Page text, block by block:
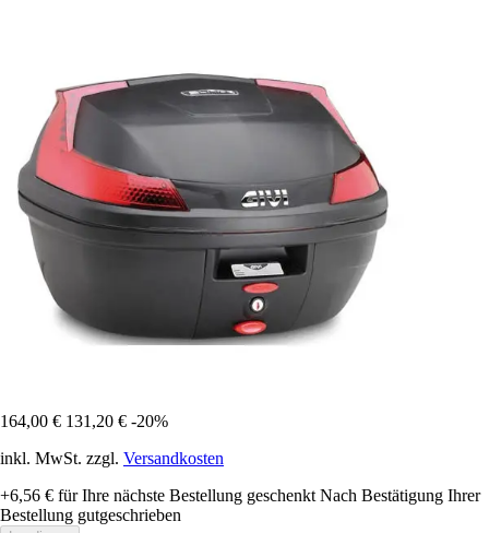
164,00 € 131,20 € -20%
inkl. MwSt. zzgl. Versandkosten
+6,56 € für Ihre nächste Bestellung geschenkt Nach Bestätigung Ihrer
Bestellung gutgeschrieben